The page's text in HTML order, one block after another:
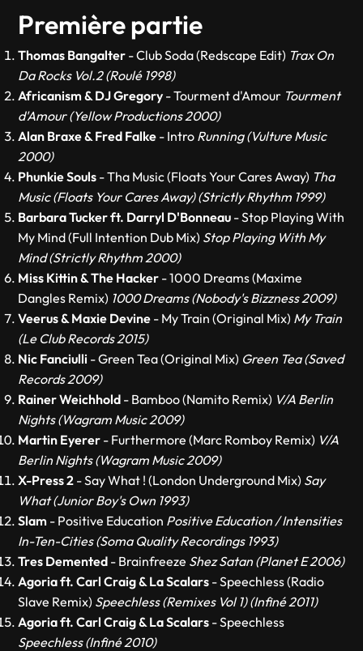
Première partie
Thomas Bangalter - Club Soda (Redscape Edit) Trax On
Da Rocks Vol.2 (Roulé 1998)
Africanism & DJ Gregory - Tourment d'Amour Tourment
d'Amour (Yellow Productions 2000)
Alan Braxe & Fred Falke - Intro Running (Vulture Music
2000)
Phunkie Souls - Tha Music (Floats Your Cares Away) Tha
Music (Floats Your Cares Away) (Strictly Rhythm 1999)
Barbara Tucker ft. Darryl D'Bonneau - Stop Playing With
My Mind (Full Intention Dub Mix) Stop Playing With My
Mind (Strictly Rhythm 2000)
Miss Kittin & The Hacker - 1000 Dreams (Maxime
Dangles Remix) 1000 Dreams (Nobody's Bizzness 2009)
Veerus & Maxie Devine - My Train (Original Mix) My Train
(Le Club Records 2015)
Nic Fanciulli - Green Tea (Original Mix) Green Tea (Saved
Records 2009)
Rainer Weichhold - Bamboo (Namito Remix) V/A Berlin
Nights (Wagram Music 2009)
Martin Eyerer - Furthermore (Marc Romboy Remix) V/A
Berlin Nights (Wagram Music 2009)
X-Press 2 - Say What ! (London Underground Mix) Say
What (Junior Boy's Own 1993)
Slam - Positive Education Positive Education / Intensities
In-Ten-Cities (Soma Quality Recordings 1993)
Tres Demented - Brainfreeze Shez Satan (Planet E 2006)
Agoria ft. Carl Craig & La Scalars - Speechless (Radio
Slave Remix) Speechless (Remixes Vol 1) (Infiné 2011)
Agoria ft. Carl Craig & La Scalars - Speechless
Speechless (Infiné 2010)